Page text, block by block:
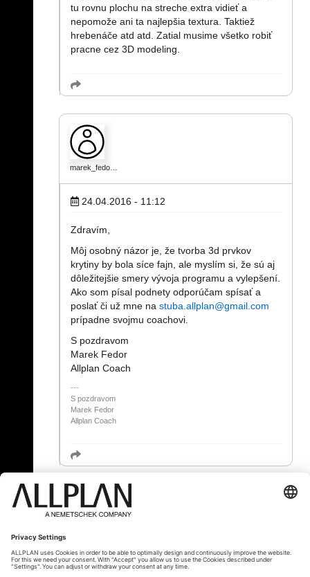
tu rovnu plochu na streche extra vidieť a
nepomože ani ta najlepšia textura. Taktiež
hrebenáče atd atd. Zatial musime všetko robiť
pracne cez 3D modeling.
marek_fedo…
24.04.2016 - 11:12
Zdravím,
Môj osobný názor je, že tvorba 3d prvkov
krytiny by bola síce fajn, ale myslím si, že sú aj
dôležitejšie smery vývoja programu a vylepšení.
Ako som písal podnety odporúčam spísať a
poslať či už mne na stuba.allplan@gmail.com
prípadne svojmu coachovi.
S pozdravom
Marek Fedor
Allplan Coach
S pozdravom
Marek Fedor
Allplan Coach